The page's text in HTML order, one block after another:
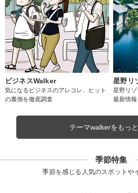
ビジネスWalker
気になるビジネスのアレコレ、ヒット
の裏側を徹底調査
星野リ
星野リ
最新情報
テーマwalkerをもっ
季節特集
季節を感じる人気のスポットや